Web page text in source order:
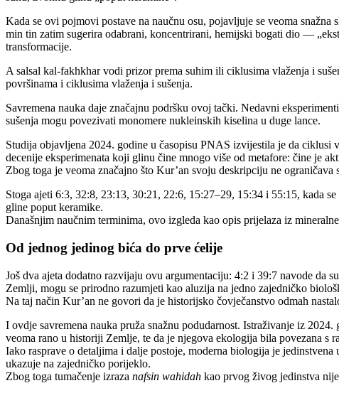
Kada se ovi pojmovi postave na naučnu osu, pojavljuje se veoma
min tin zatim sugerira odabrani, koncentrirani, hemijski bogati dio —
transformacije.
A salsal kal-fakhkhar vodi prizor prema suhim ili ciklusima vlaženja i
površinama i ciklusima vlaženja i sušenja.
Savremena nauka daje značajnu podršku ovoj tački. Nedavni
sušenja mogu povezivati monomere nukleinskih kiselina u duge lance.
Studija objavljena 2024. godine u časopisu PNAS izvijestila je da ciklusi
decenije eksperimenata koji glinu čine mnogo više od metafore: čine je
Zbog toga je veoma značajno što Kur’an svoju deskripciju ne
Stoga ajeti 6:3, 32:8, 23:13, 30:21, 22:6, 15:27–29, 15:34 i 55:15, kada
gline poput keramike.
Današnjim naučnim terminima, ovo izgleda kao opis prijelaza iz
Od jednog jedinog bića do prve ćelije
Još dva ajeta dodatno razvijaju ovu argumentaciju: 4:2 i 39:7 navode da
Zemlji, mogu se prirodno razumjeti kao aluzija na jedno zajedničko
Na taj način Kur’an ne govori da je historijsko čovječanstvo odmah
I ovdje savremena nauka pruža snažnu podudarnost. Istraživanje iz
veoma rano u historiji Zemlje, te da je njegova ekologija bila povezana s
Iako rasprave o detaljima i dalje postoje, moderna biologija je
ukazuje na zajedničko porijeklo.
Zbog toga tumačenje izraza nafsin wahidah kao prvog živog jedinstva